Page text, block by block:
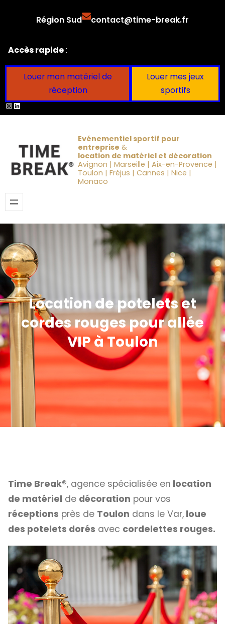
Région Sud contact@time-break.fr
Accès rapide:
Louer mon matériel de
réception
Louer mes jeux
sportifs
Instagram
LinkedIn
Evénementiel sportif pour
entreprise &
location de matériel et décoration
Avignon | Marseille | Aix-en-Provence |
Toulon | Fréjus | Cannes | Nice |
Monaco
Location de potelets et
cordes rouges pour allée
VIP à Toulon
Time Break®, agence spécialisée en location
de matériel de décoration pour vos
réceptions près de Toulon dans le Var, loue
des potelets dorés avec cordelettes rouges.